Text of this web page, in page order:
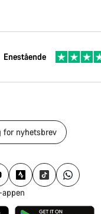
Enestående
for nyhetsbrev